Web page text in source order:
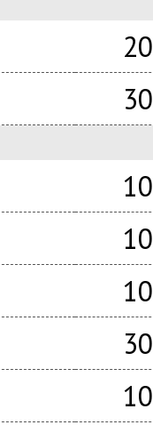
20
30
10
10
10
30
10